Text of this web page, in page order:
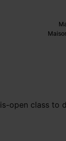
is-open class to